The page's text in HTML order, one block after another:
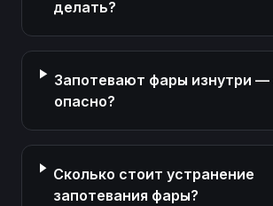
делать?
Запотевают фары изнутри —
опасно?
Сколько стоит устранение
запотевания фары?